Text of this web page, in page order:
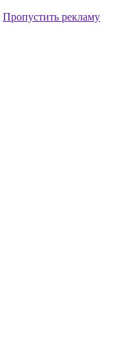
Пропустить рекламу